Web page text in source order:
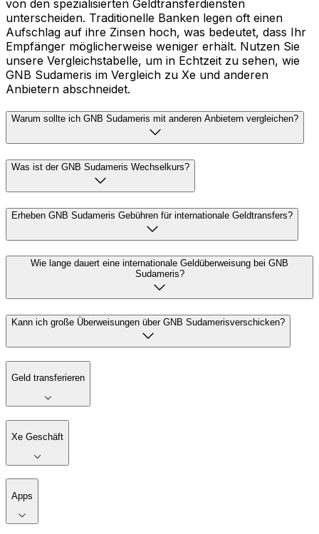
von den spezialisierten Geldtransferdiensten
unterscheiden. Traditionelle Banken legen oft einen
Aufschlag auf ihre Zinsen hoch, was bedeutet, dass Ihr
Empfänger möglicherweise weniger erhält. Nutzen Sie
unsere Vergleichstabelle, um in Echtzeit zu sehen, wie
GNB Sudameris im Vergleich zu Xe und anderen
Anbietern abschneidet.
Warum sollte ich GNB Sudameris mit anderen Anbietern vergleichen?
Was ist der GNB Sudameris Wechselkurs?
Erheben GNB Sudameris Gebühren für internationale Geldtransfers?
Wie lange dauert eine internationale Geldüberweisung bei GNB
Sudameris?
Kann ich große Überweisungen über GNB Sudamerisverschicken?
Geld transferieren
Xe Geschäft
Apps